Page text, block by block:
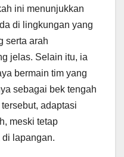
ini menunjukkan
di lingkungan yang
serta arah
jelas. Selain itu, ia
bermain tim yang
sebagai bek tengah
adaptasi
meski tetap
di lapangan.